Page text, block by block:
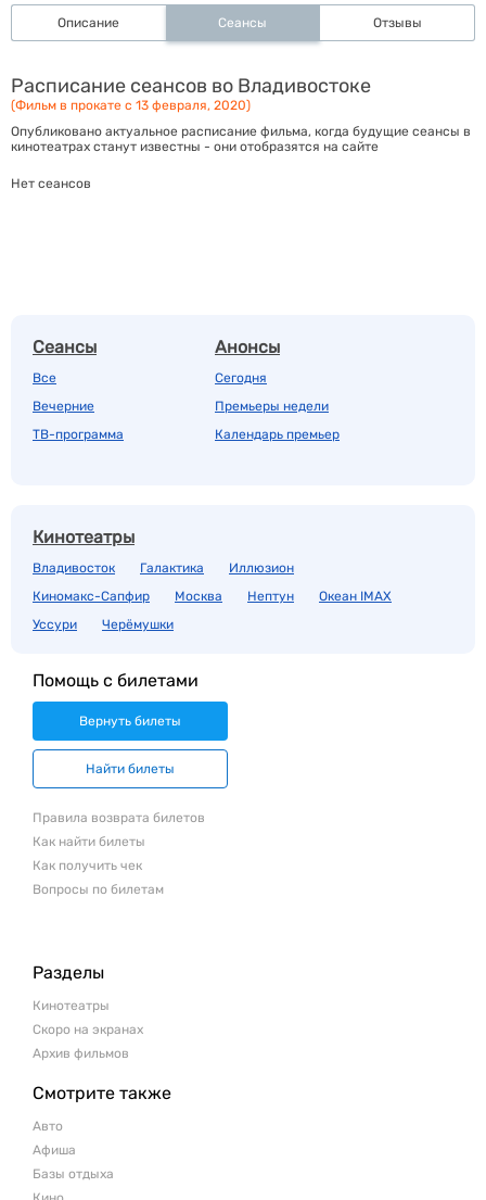
Описание Сеансы Отзывы
Расписание сеансов во Владивостоке
(Фильм в прокате с 13 февраля, 2020)
Опубликовано актуальное расписание фильма, когда будущие сеансы в
кинотеатрах станут известны - они отобразятся на сайте
Нет сеансов
Сеансы
Все
Вечерние
ТВ-программа
Анонсы
Сегодня
Премьеры недели
Календарь премьер
Кинотеатры
Владивосток Галактика
Иллюзион
Киномакс-Сапфир
Москва Нептун
Океан IMAX
Уссури
Черёмушки
Помощь с билетами
Вернуть билеты
Найти билеты
Правила возврата билетов
Как найти билеты
Как получить чек
Вопросы по билетам
Разделы
Кинотеатры
Скоро на экранах
Архив фильмов
Смотрите также
Авто
Афиша
Базы отдыха